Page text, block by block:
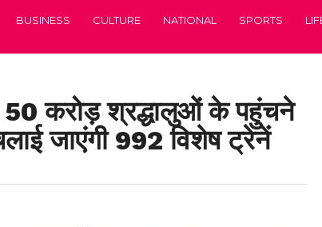
BUSINESS CULTURE NATIONAL SPORTS
करोड़ श्रद्धालुओं के पहुंचने
जाएंगी 992 विशेष ट्रेनें